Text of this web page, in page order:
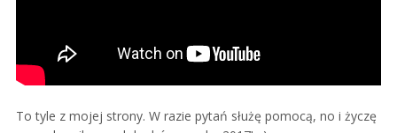
To tyle z mojej strony. W razie pytań służę pomocą, no i życzę